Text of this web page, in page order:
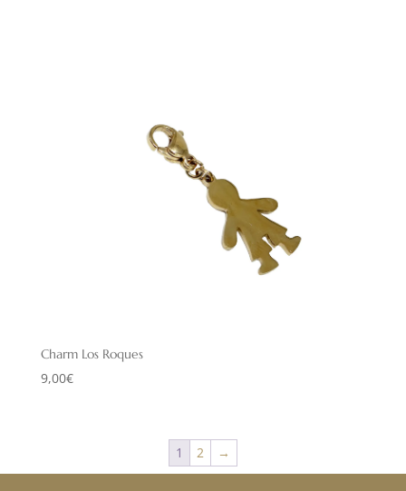
Charm Los Roques
9,00€
1 2 →